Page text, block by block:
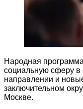
Народная
социальную сферу в
направлении и
заключительном
Москве.